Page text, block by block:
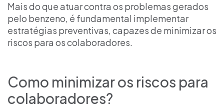
Mais do que atuar contra os problemas gerados
pelo benzeno, é fundamental implementar
estratégias preventivas, capazes de minimizar os
riscos para os colaboradores.
Como minimizar os riscos para
colaboradores?